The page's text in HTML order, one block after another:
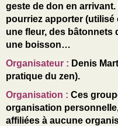
geste de don en
pourriez apporter (utilisé
une fleur, des bâtonnets
une boisson…
Organisateur : Denis
pratique du zen).
Organisation : Ces
organisation
affiliées à aucune